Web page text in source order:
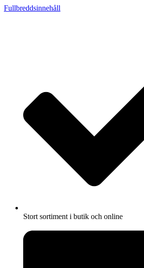
Fullbreddsinnehåll
Stort sortiment i butik och online